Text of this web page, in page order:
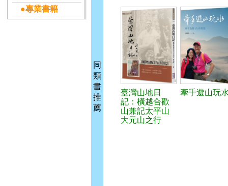
●專業書籍
同
類
書
推
薦
臺灣山地日
記：橫越合歡
山兼記太平山
大元山之行
牽手遊山玩